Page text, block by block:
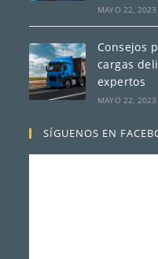
MAYO 22, 2023
Consejos
cargas
expertos
MAYO 22, 2023
SÍGUENOS EN